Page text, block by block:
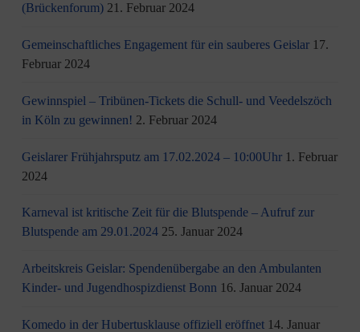
(Brückenforum) 21. Februar 2024
Gemeinschaftliches Engagement für ein sauberes Geislar 17.
Februar 2024
Gewinnspiel – Tribünen-Tickets die Schull- und Veedelszöch
in Köln zu gewinnen! 2. Februar 2024
Geislarer Frühjahrsputz am 17.02.2024 – 10:00Uhr 1. Februar
2024
Karneval ist kritische Zeit für die Blutspende – Aufruf zur
Blutspende am 29.01.2024 25. Januar 2024
Arbeitskreis Geislar: Spendenübergabe an den Ambulanten
Kinder- und Jugendhospizdienst Bonn 16. Januar 2024
Komedo in der Hubertusklause offiziell eröffnet 14. Januar